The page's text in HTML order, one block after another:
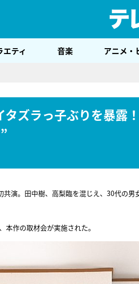
エティ 音楽 アニメ・
タズラっ子ぶりを暴露
演。田中樹、高梨臨を混じえ、30代の
作の取材会が実施された。